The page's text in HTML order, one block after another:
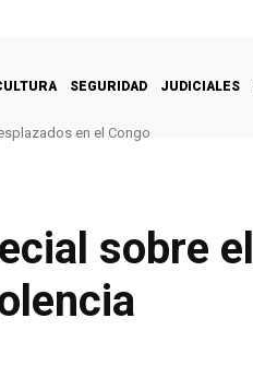
SEGURIDAD JUDICIALES
en el Congo
sobre